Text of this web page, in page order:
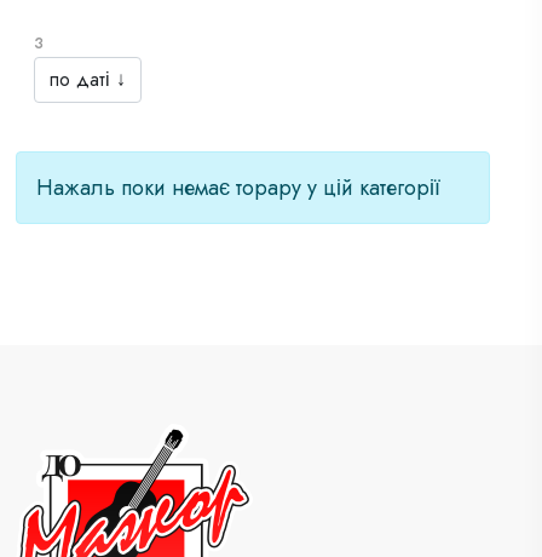
з
Нажаль поки немає торару у цій категорії